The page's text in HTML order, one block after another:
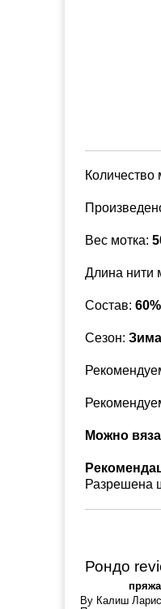
Количество
Вес мотка:
Длина нити
Состав:
Сезон: Зима
Можно
Разрешена
Рондо
By Калиш